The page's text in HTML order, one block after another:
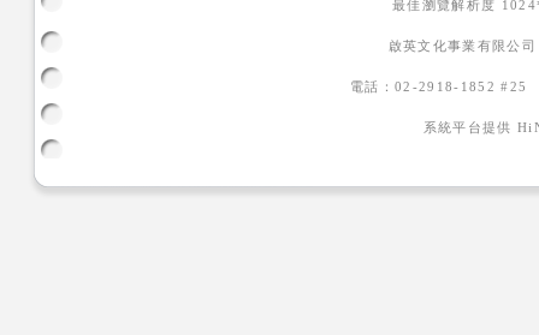
最佳瀏覽解析度
啟英文化事業有限公
電話：02-2918-1852
系統平台提供